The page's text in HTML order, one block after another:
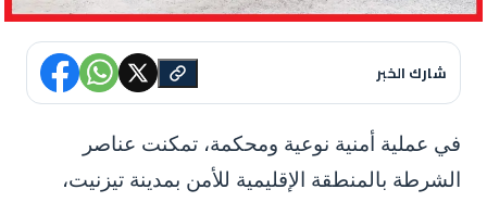
شارك الخبر
في عملية أمنية نوعية ومحكمة، تمكنت عناصر
الشرطة بالمنطقة الإقليمية للأمن بمدينة تيزنيت،